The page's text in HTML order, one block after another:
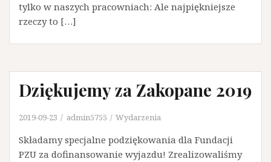
tylko w naszych pracowniach: Ale najpiękniejsze
rzeczy to […]
Dziękujemy za Zakopane 2019
2019-09-23 admin5755 Wydarzenia
Składamy specjalne podziękowania dla Fundacji
PZU za dofinansowanie wyjazdu! Zrealizowaliśmy